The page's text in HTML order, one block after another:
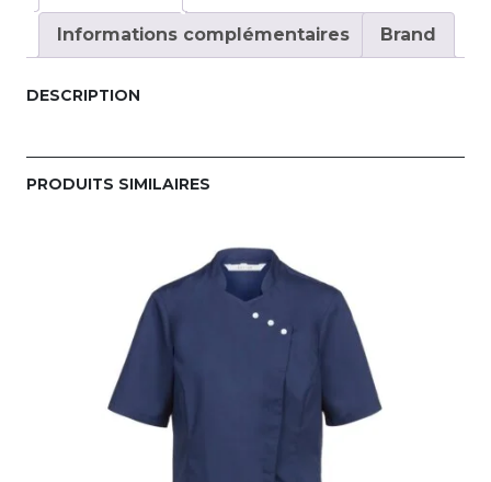
Informations complémentaires Brand
DESCRIPTION
PRODUITS SIMILAIRES